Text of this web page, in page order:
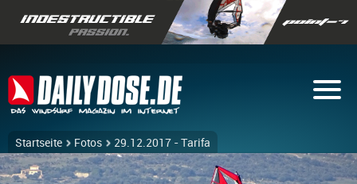
Startseite Fotos 29.12.2017 - Tarifa